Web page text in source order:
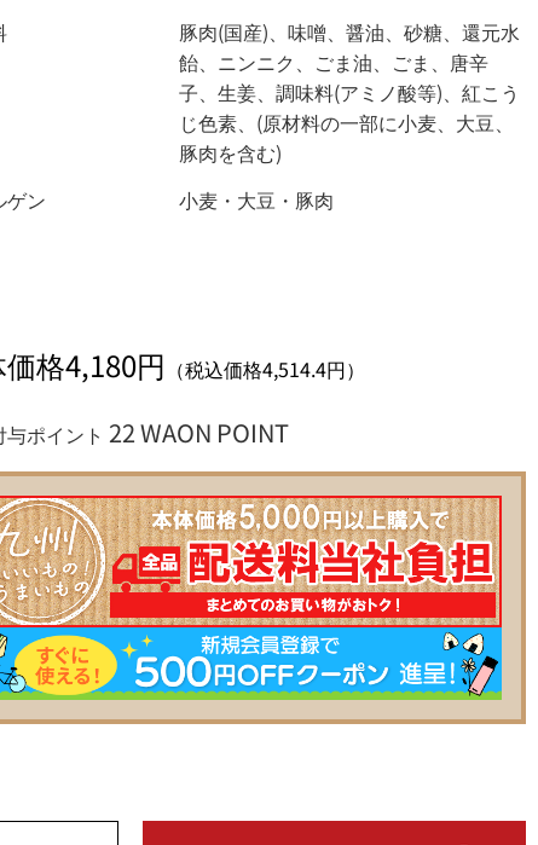
豚肉(国産)、味噌、醤油、砂糖、還元水
飴、ニンニク、ごま油、ごま、唐辛
子、生姜、調味料(アミノ酸等)、紅こう
じ色素、(原材料の一部に小麦、大豆、
豚肉を含む)
ゲン
小麦・大豆・豚肉
格4,180円 （税込価格4,514.4円）
ポイント 22 WAON POINT